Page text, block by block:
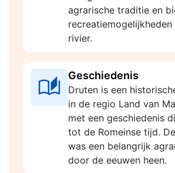
agrarische traditie en
recreatiemogelijkheden
rivier.
Geschiedenis
Druten is een
in de regio Land van
met een geschiedenis
tot de Romeinse tijd.
was een belangrijk
door de eeuwen heen.